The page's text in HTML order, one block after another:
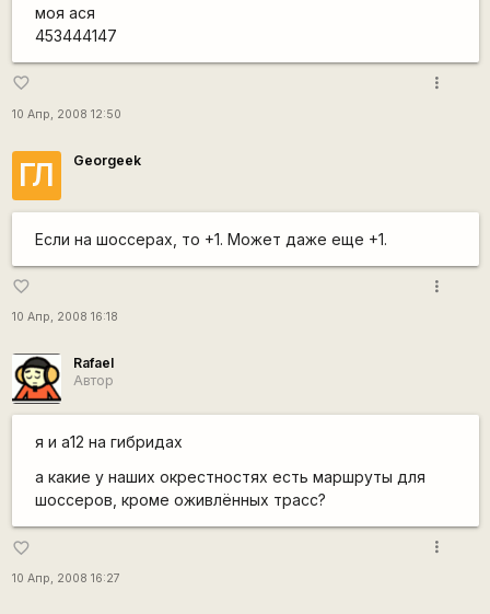
моя ася
453444147
favorite_border
10 Апр, 2008 12:50
more_vert
ГЛ Georgeek
Если на шоссерах, то +1. Может даже еще +1.
favorite_border
10 Апр, 2008 16:18
more_vert
Rafael
Автор
я и а12 на гибридах
а какие у наших окрестностях есть маршруты для
шоссеров, кроме оживлённых трасс?
favorite_border
10 Апр, 2008 16:27
more_vert